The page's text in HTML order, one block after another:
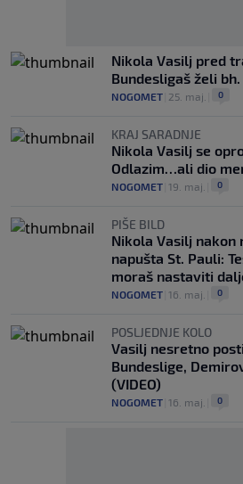
Nikola Vasilj pred
Bundesligaš želi
NOGOMET 25. maj. 0
KRAJ SARADNJE
Nikola Vasilj se
Odlazim…ali dio
NOGOMET 19. maj. 0
PIŠE BILD
Nikola Vasilj nakon
napušta St. Pauli:
moraš nastaviti
NOGOMET 16. maj. 0
POSLJEDNJE KOLO
Vasilj nesretno
Bundeslige,
(VIDEO)
NOGOMET 16. maj. 0